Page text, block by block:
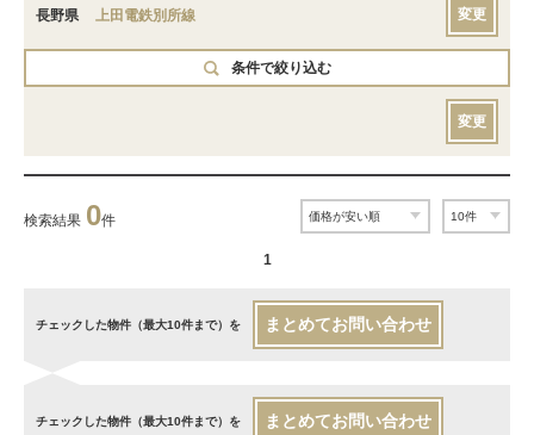
長野県 上田電鉄別所線 変更
条件で絞り込む
変更
検索結果 0件
1
チェックした物件（最大10件まで）を まとめてお問い合わせ
チェックした物件（最大10件まで）を まとめてお問い合わせ